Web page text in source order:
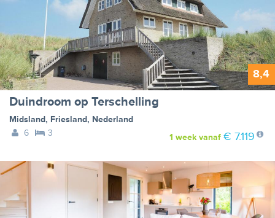
8,4
Duindroom op Terschelling
Midsland, Friesland, Nederland
6
3 1 weekvanaf € 7.119